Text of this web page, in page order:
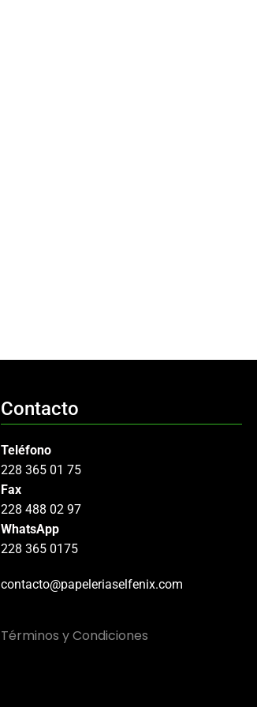
Contacto
Teléfono
228 365 01 75
Fax
228 488 02 97
WhatsApp
228 365 0175
contacto@papeleriaselfenix.com
Términos y Condiciones